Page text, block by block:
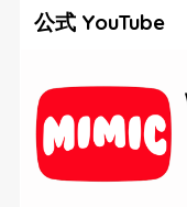
公式 YouTube